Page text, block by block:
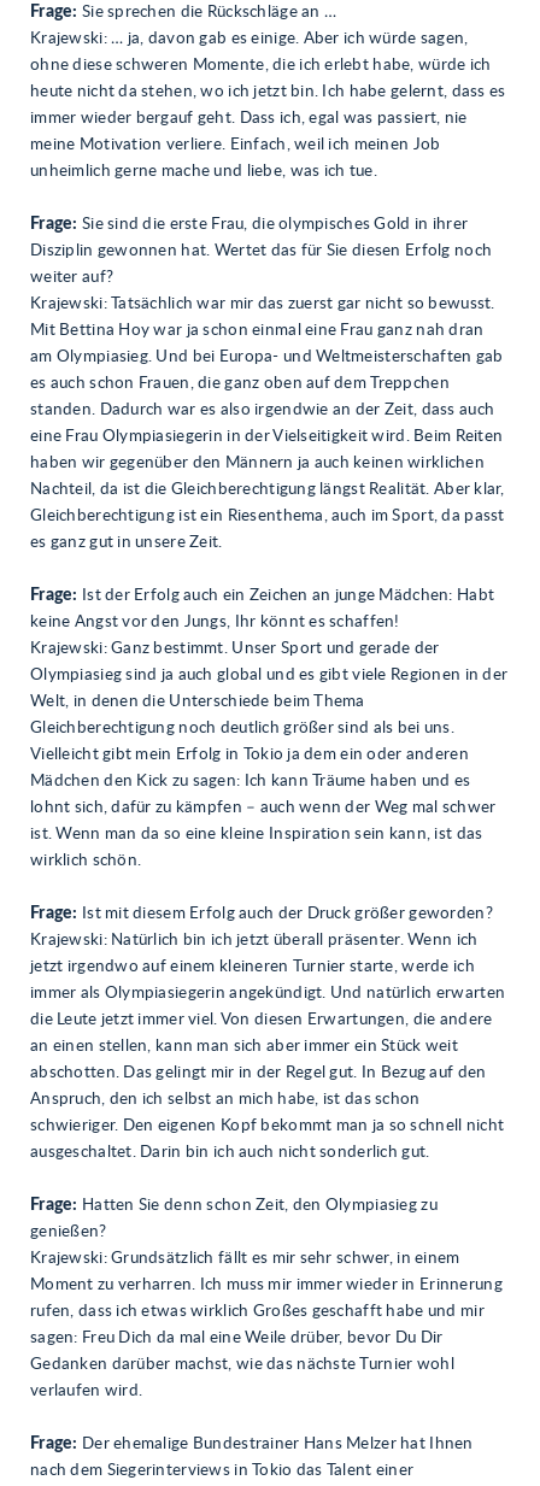
Frage: Sie sprechen die Rückschläge an …
Krajewski: … ja, davon gab es einige. Aber ich würde sagen,
ohne diese schweren Momente, die ich erlebt habe, würde ich
heute nicht da stehen, wo ich jetzt bin. Ich habe gelernt, dass es
immer wieder bergauf geht. Dass ich, egal was passiert, nie
meine Motivation verliere. Einfach, weil ich meinen Job
unheimlich gerne mache und liebe, was ich tue.
Frage: Sie sind die erste Frau, die olympisches Gold in ihrer
Disziplin gewonnen hat. Wertet das für Sie diesen Erfolg noch
weiter auf?
Krajewski: Tatsächlich war mir das zuerst gar nicht so bewusst.
Mit Bettina Hoy war ja schon einmal eine Frau ganz nah dran
am Olympiasieg. Und bei Europa- und Weltmeisterschaften gab
es auch schon Frauen, die ganz oben auf dem Treppchen
standen. Dadurch war es also irgendwie an der Zeit, dass auch
eine Frau Olympiasiegerin in der Vielseitigkeit wird. Beim Reiten
haben wir gegenüber den Männern ja auch keinen wirklichen
Nachteil, da ist die Gleichberechtigung längst Realität. Aber klar,
Gleichberechtigung ist ein Riesenthema, auch im Sport, da passt
es ganz gut in unsere Zeit.
Frage:
Ist der Erfolg auch ein Zeichen an junge Mädchen: Habt
keine Angst vor den Jungs, Ihr könnt es schaffen!
Krajewski: Ganz bestimmt. Unser Sport und gerade der
Olympiasieg sind ja auch global und es gibt viele Regionen in der
Welt, in denen die Unterschiede beim Thema
Gleichberechtigung noch deutlich größer sind als bei uns.
Vielleicht gibt mein Erfolg in Tokio ja dem ein oder anderen
Mädchen den Kick zu sagen: Ich kann Träume haben und es
lohnt sich, dafür zu kämpfen – auch wenn der Weg mal schwer
ist. Wenn man da so eine kleine Inspiration sein kann, ist das
wirklich schön.
Frage:
Ist mit diesem Erfolg auch der Druck größer geworden?
Krajewski: Natürlich bin ich jetzt überall präsenter. Wenn ich
jetzt irgendwo auf einem kleineren Turnier starte, werde ich
immer als Olympiasiegerin angekündigt. Und natürlich erwarten
die Leute jetzt immer viel. Von diesen Erwartungen, die andere
an einen stellen, kann man sich aber immer ein Stück weit
abschotten. Das gelingt mir in der Regel gut. In Bezug auf den
Anspruch, den ich selbst an mich habe, ist das schon
schwieriger. Den eigenen Kopf bekommt man ja so schnell nicht
ausgeschaltet. Darin bin ich auch nicht sonderlich gut.
Frage: Hatten Sie denn schon Zeit, den Olympiasieg zu
genießen?
Krajewski: Grundsätzlich fällt es mir sehr schwer, in einem
Moment zu verharren. Ich muss mir immer wieder in Erinnerung
rufen, dass ich etwas wirklich Großes geschafft habe und mir
sagen: Freu Dich da mal eine Weile drüber, bevor Du Dir
Gedanken darüber machst, wie das nächste Turnier wohl
verlaufen wird.
Frage: Der ehemalige Bundestrainer Hans Melzer hat Ihnen
nach dem Siegerinterviews in Tokio das Talent einer